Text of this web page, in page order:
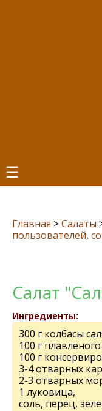
☰
Главная >Салаты
пользователей,
Салат
Ингредиенты:
300 г колбасы
100 г
100 г
3-4 отварных
2-3 отварных
1 луковица,
соль, перец,